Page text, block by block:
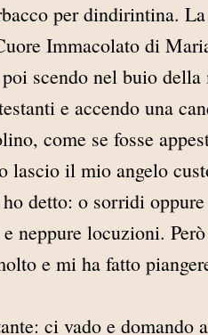
per dindirintina.
Immacolato di
scendo nel buio della
e accendo una
come se fosse
lascio il mio angelo
detto: o sorridi
neppure locuzioni.
e mi ha fatto
ci vado e domando